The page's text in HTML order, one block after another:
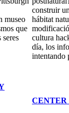
museo
que
construir
hábitat
cultura
día, los
intentando
CENTER